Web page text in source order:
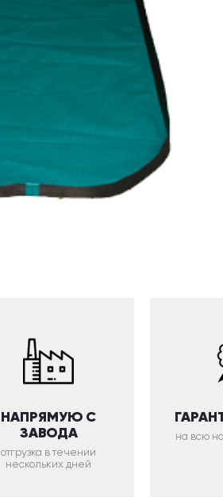
НАПРЯМУЮ С
ЗАВОДА
отгрузка в течении
нескольких дней
на всю